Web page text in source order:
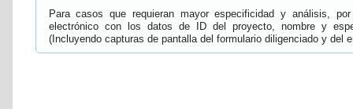
Para casos que requieran mayor especificidad y análisis,
electrónico con los datos de ID del proyecto, nombre y
(Incluyendo capturas de pantalla del formulario diligenciado y del